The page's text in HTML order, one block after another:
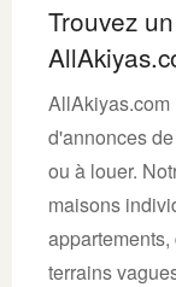
Trouvez
AllAkiyas.com
d'annonces
ou à louer.
maisons
terrains